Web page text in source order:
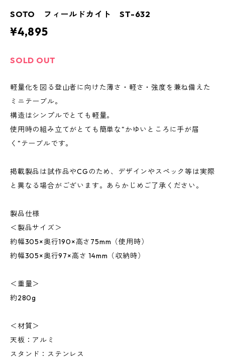
SOTO フィールドカイト ST-632
¥4,895
SOLD OUT
軽量化を図る登山者に向けた薄さ・軽さ・強度を兼ね備えた
ミニテーブル。
構造はシンプルでとても軽量。
使用時の組み立てがとても簡単な"かゆいところに手が届
く"テーブルです。
掲載製品は試作品やCGのため、デザインやスペック等は実際
と異なる場合がございます。あらかじめご了承ください。
製品仕様
＜製品サイズ＞
約幅305×奥行190×高さ75mm（使用時）
約幅305×奥行97×高さ 14mm（収納時）
＜重量＞
約280g
＜材質＞
天板：アルミ
スタンド：ステンレス